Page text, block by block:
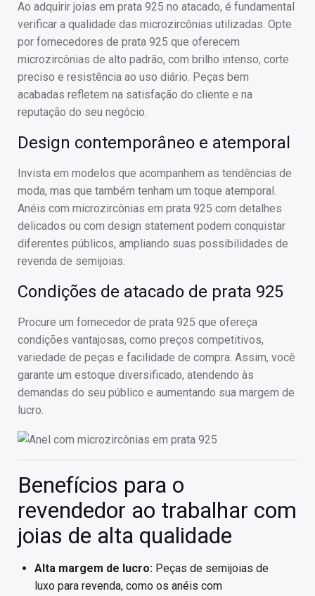
Ao adquirir joias em prata 925 no atacado, é fundamental
verificar a qualidade das microzircônias utilizadas. Opte
por fornecedores de prata 925 que oferecem
microzircônias de alto padrão, com brilho intenso, corte
preciso e resistência ao uso diário. Peças bem
acabadas refletem na satisfação do cliente e na
reputação do seu negócio.
Design contemporâneo e atemporal
Invista em modelos que acompanhem as tendências de
moda, mas que também tenham um toque atemporal.
Anéis com microzircônias em prata 925 com detalhes
delicados ou com design statement podem conquistar
diferentes públicos, ampliando suas possibilidades de
revenda de semijoias.
Condições de atacado de prata 925
Procure um fornecedor de prata 925 que ofereça
condições vantajosas, como preços competitivos,
variedade de peças e facilidade de compra. Assim, você
garante um estoque diversificado, atendendo às
demandas do seu público e aumentando sua margem de
lucro.
Benefícios para o
revendedor ao trabalhar com
joias de alta qualidade
Alta margem de lucro: Peças de semijoias de
luxo para revenda, como os anéis com